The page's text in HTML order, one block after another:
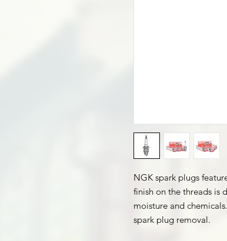
NGK spark plugs
finish on the threads is
moisture and
spark plug removal.